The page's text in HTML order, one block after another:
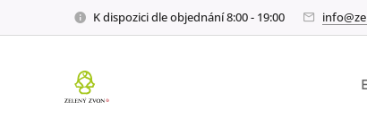
K dispozici dle objednání 8:00 - 19:00